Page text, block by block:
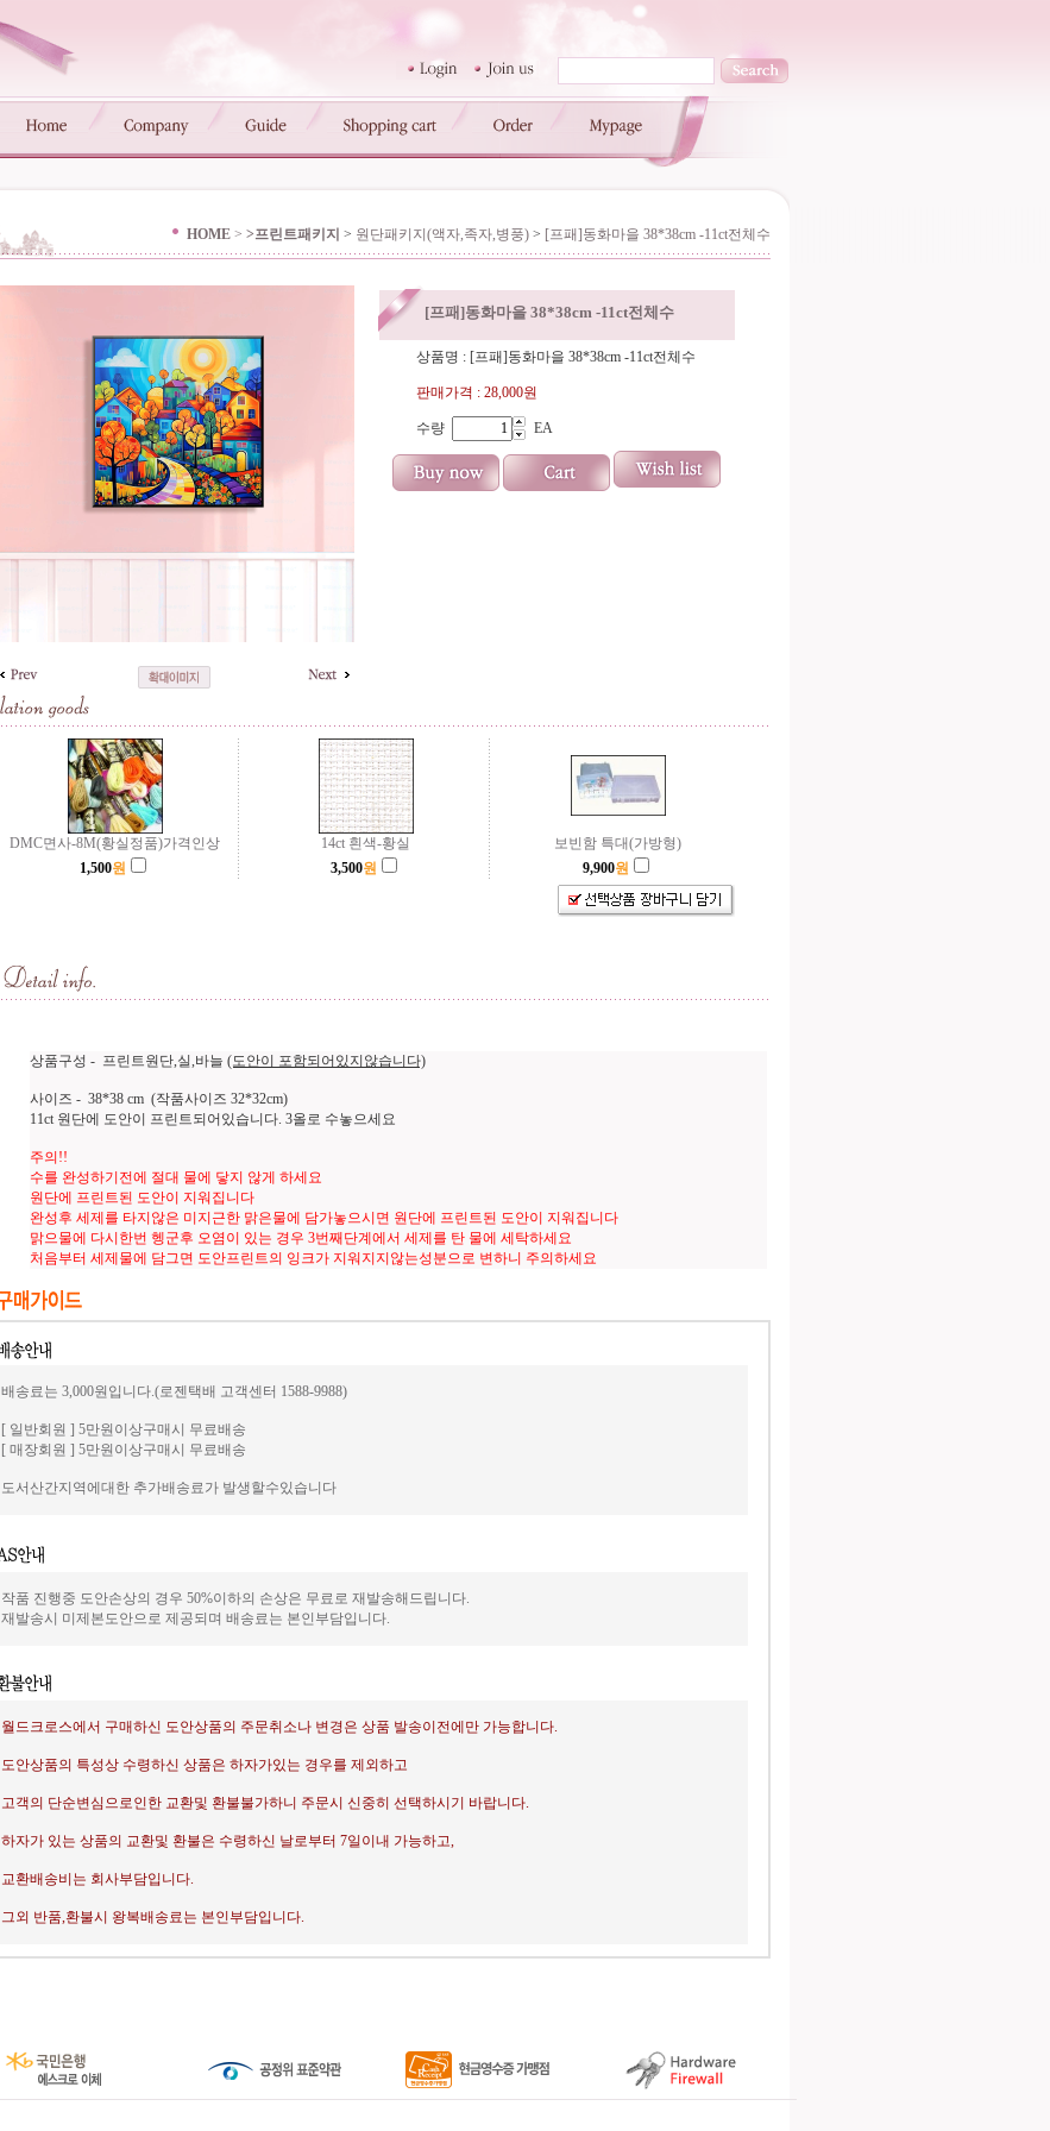
HOME > >프린트패키지 > 원단패키지(액자,족자,병풍) > [프패]동화마을 38*38cm -11ct전체수
[프패]동화마을 38*38cm -11ct전체수
상품명 : [프패]동화마을 38*38cm -11ct전체수
판매가격 : 28,000원
수량 EA
DMC면사-8M(황실정품)가격인상 14ct 흰색-황실
보빈함 특대(가방형)
1,500원 3,500원 9,900원
상품구성 - 프린트원단,실,바늘 (도안이 포함되어있지않습니다)
사이즈 - 38*38 cm (작품사이즈 32*32cm)
11ct 원단에 도안이 프린트되어있습니다. 3올로 수놓으세요
주의!!
수를 완성하기전에 절대 물에 닿지 않게 하세요
원단에 프린트된 도안이 지워집니다
완성후 세제를 타지않은 미지근한 맑은물에 담가놓으시면 원단에 프린트된 도안이 지워집니다
맑으물에 다시한번 헹군후 오염이 있는 경우 3번째단계에서 세제를 탄 물에 세탁하세요
처음부터 세제물에 담그면 도안프린트의 잉크가 지워지지않는성분으로 변하니 주의하세요
배송료는 3,000원입니다.(로젠택배 고객센터 1588-9988)
[ 일반회원 ] 5만원이상구매시 무료배송
[ 매장회원 ] 5만원이상구매시 무료배송
도서산간지역에대한 추가배송료가 발생할수있습니다
작품 진행중 도안손상의 경우 50%이하의 손상은 무료로 재발송해드립니다.
재발송시 미제본도안으로 제공되며 배송료는 본인부담입니다.
월드크로스에서 구매하신 도안상품의 주문취소나 변경은 상품 발송이전에만 가능합니다.
도안상품의 특성상 수령하신 상품은 하자가있는 경우를 제외하고
고객의 단순변심으로인한 교환및 환불불가하니 주문시 신중히 선택하시기 바랍니다.
하자가 있는 상품의 교환및 환불은 수령하신 날로부터 7일이내 가능하고,
교환배송비는 회사부담입니다.
그외 반품,환불시 왕복배송료는 본인부담입니다.